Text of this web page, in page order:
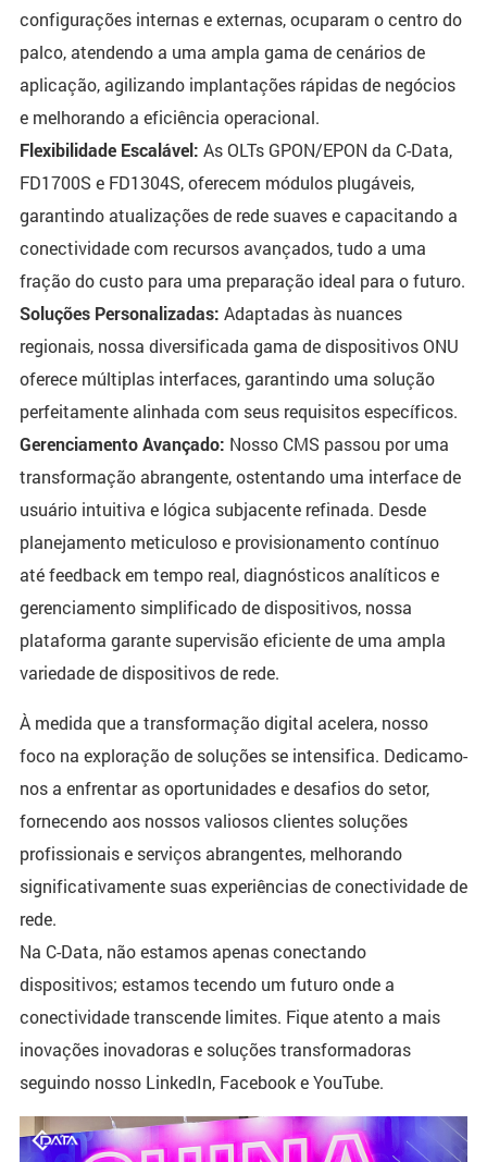
configurações internas e externas, ocuparam o centro do
palco, atendendo a uma ampla gama de cenários de
aplicação, agilizando implantações rápidas de negócios
e melhorando a eficiência operacional.
Flexibilidade Escalável: As OLTs GPON/EPON da C-Data,
FD1700S e FD1304S, oferecem módulos plugáveis,
garantindo atualizações de rede suaves e capacitando a
conectividade com recursos avançados, tudo a uma
fração do custo para uma preparação ideal para o futuro.
Soluções Personalizadas: Adaptadas às nuances
regionais, nossa diversificada gama de dispositivos ONU
oferece múltiplas interfaces, garantindo uma solução
perfeitamente alinhada com seus requisitos específicos.
Gerenciamento Avançado: Nosso CMS passou por uma
transformação abrangente, ostentando uma interface de
usuário intuitiva e lógica subjacente refinada. Desde
planejamento meticuloso e provisionamento contínuo
até feedback em tempo real, diagnósticos analíticos e
gerenciamento simplificado de dispositivos, nossa
plataforma garante supervisão eficiente de uma ampla
variedade de dispositivos de rede.
À medida que a transformação digital acelera, nosso
foco na exploração de soluções se intensifica. Dedicamo-
nos a enfrentar as oportunidades e desafios do setor,
fornecendo aos nossos valiosos clientes soluções
profissionais e serviços abrangentes, melhorando
significativamente suas experiências de conectividade de
rede.
Na C-Data, não estamos apenas conectando
dispositivos; estamos tecendo um futuro onde a
conectividade transcende limites. Fique atento a mais
inovações inovadoras e soluções transformadoras
seguindo nosso LinkedIn, Facebook e YouTube.